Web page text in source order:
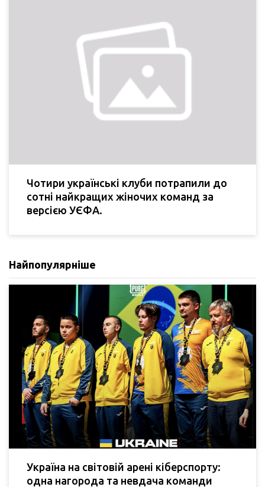
Чотири українські клуби потрапили до
сотні найкращих жіночих команд за
версією УЄФА.
Найпопулярніше
Україна на світовій арені кіберспорту:
одна нагорода та невдача команди